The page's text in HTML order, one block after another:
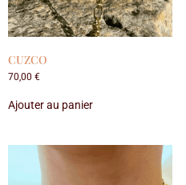
CUZCO
70,00 €
Ajouter au panier